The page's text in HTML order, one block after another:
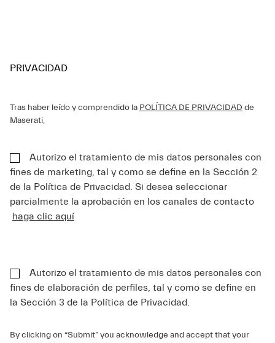
PRIVACIDAD
Tras haber leído y comprendido la POLÍTICA DE PRIVACIDAD de
Maserati,
Autorizo el tratamiento de mis datos personales con
fines de marketing, tal y como se define en la Sección 2
de la Política de Privacidad. Si desea seleccionar
parcialmente la aprobación en los canales de contacto
haga clic aquí
Autorizo el tratamiento de mis datos personales con
fines de elaboración de perfiles, tal y como se define en
la Sección 3 de la Política de Privacidad.
By clicking on “Submit” you acknowledge and accept that your